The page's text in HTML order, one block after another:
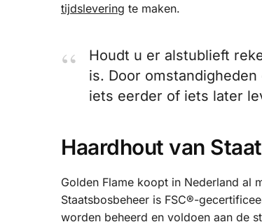
tijdslevering te maken.
Houdt u er alstublieft
is. Door
iets eerder of iets later
Haardhout van
Golden Flame koopt in Nederland al
Staatsbosbeheer is FSC®-
worden beheerd en voldoen aan de